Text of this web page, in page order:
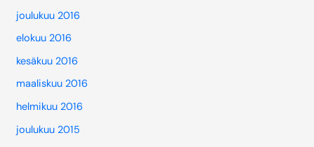
joulukuu 2016
elokuu 2016
kesäkuu 2016
maaliskuu 2016
helmikuu 2016
joulukuu 2015